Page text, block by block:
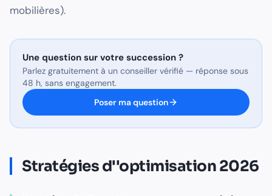
mobilières).
Une question sur votre succession ?
Parlez gratuitement à un conseiller vérifié — réponse sous
48 h, sans engagement.
Poser ma question
Stratégies d''optimisation 2026